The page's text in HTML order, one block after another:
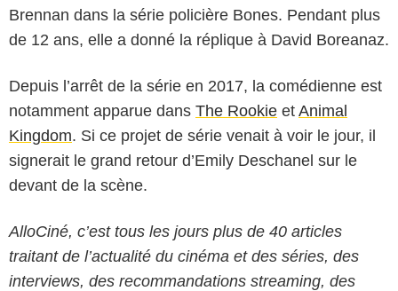
Brennan dans la série policière Bones. Pendant plus
de 12 ans, elle a donné la réplique à David Boreanaz.
Depuis l’arrêt de la série en 2017, la comédienne est
notamment apparue dans The Rookie et Animal
Kingdom. Si ce projet de série venait à voir le jour, il
signerait le grand retour d’Emily Deschanel sur le
devant de la scène.
AlloCiné, c’est tous les jours plus de 40 articles
traitant de l’actualité du cinéma et des séries, des
interviews, des recommandations streaming, des